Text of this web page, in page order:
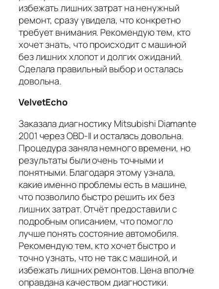
избежать лишних затрат на ненужный
ремонт, сразу увидела, что конкретно
требует внимания. Рекомендую тем, кто
хочет знать, что происходит с машиной
без лишних хлопот и долгих ожиданий.
Сделала правильный выбор и осталась
довольна.
VelvetEcho
Заказала диагностику Mitsubishi Diamante
2001 через OBD-II и осталась довольна.
Процедура заняла немного времени, но
результаты были очень точными и
понятными. Благодаря этому узнала,
какие именно проблемы есть в машине,
что позволило быстро решить их без
лишних затрат. Отчёт предоставили с
подробным описанием, что помогло
лучше понять состояние автомобиля.
Рекомендую тем, кто хочет быстро и
точно узнать, что не так с машиной, и
избежать лишних ремонтов. Цена вполне
оправдана качеством диагностики.